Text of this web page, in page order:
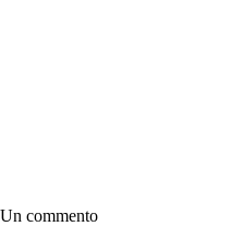
Un commento